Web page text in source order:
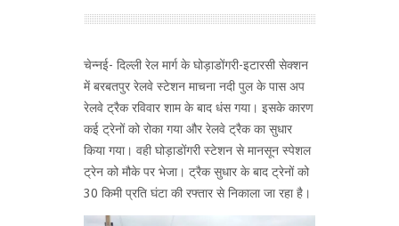
चेन्नई- दिल्ली रेल मार्ग के घोड़ाडोंगरी-इटारसी सेक्शन
में बरबतपुर रेलवे स्टेशन माचना नदी पुल के पास अप
रेलवे ट्रैक रविवार शाम के बाद धंस गया। इसके कारण
कई ट्रेनों को रोका गया और रेलवे ट्रैक का सुधार
किया गया। वही घोड़ाडोंगरी स्टेशन से मानसून स्पेशल
ट्रेन को मौके पर भेजा। ट्रैक सुधार के बाद ट्रेनों को
30 किमी प्रति घंटा की रफ्तार से निकाला जा रहा है।